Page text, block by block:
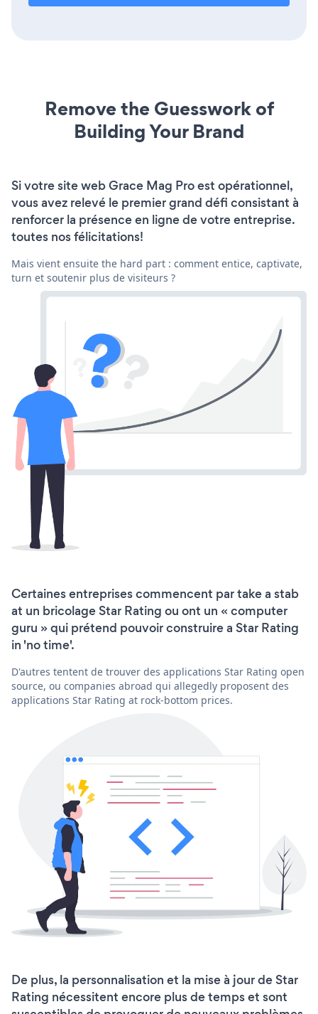
Remove the Guesswork of
Building Your Brand
Si votre site web Grace Mag Pro est opérationnel,
vous avez relevé le premier grand défi consistant à
renforcer la présence en ligne de votre entreprise.
toutes nos félicitations!
Mais vient ensuite the hard part : comment entice, captivate,
turn et soutenir plus de visiteurs ?
Certaines entreprises commencent par take a stab
at un bricolage Star Rating ou ont un « computer
guru » qui prétend pouvoir construire a Star Rating
in 'no time'.
D'autres tentent de trouver des applications Star Rating open
source, ou companies abroad qui allegedly proposent des
applications Star Rating at rock-bottom prices.
De plus, la personnalisation et la mise à jour de Star
Rating nécessitent encore plus de temps et sont